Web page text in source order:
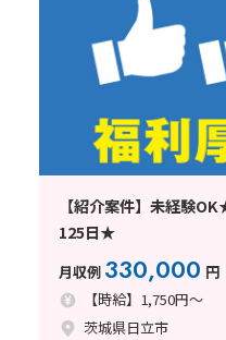
【紹介案件】未経験
125日★
月収例 330,000 円
【時給】1,750円～
茨城県日立市